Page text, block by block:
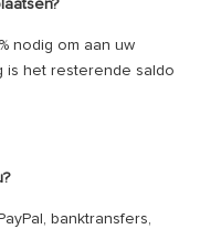
nodig om aan uw
is het resterende saldo
banktransfers,